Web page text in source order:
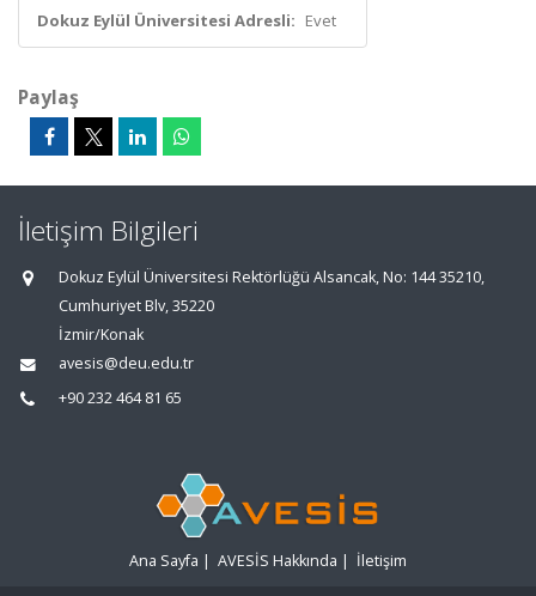
Dokuz Eylül Üniversitesi Adresli: Evet
Paylaş
İletişim Bilgileri
Dokuz Eylül Üniversitesi Rektörlüğü Alsancak, No: 144 35210,
Cumhuriyet Blv, 35220
İzmir/Konak
avesis@deu.edu.tr
+90 232 464 81 65
Ana Sayfa | AVESİS Hakkında | İletişim